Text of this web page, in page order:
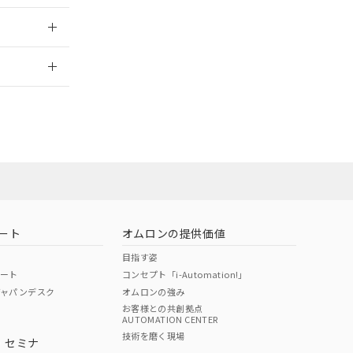
ト
ト
パンデスク
セミナ
オムロンの提供価値
目指す姿
コンセプト「i-Automation!」
オムロンの強み
お客様との共創拠点
AUTOMATION CENTER
技術を磨く現場